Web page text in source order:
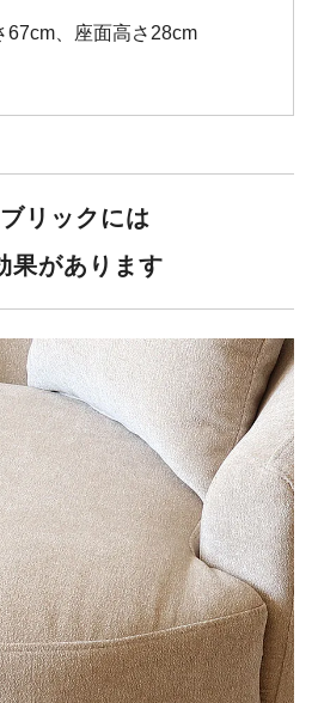
67cm、座面高さ28cm
リックには
果があります